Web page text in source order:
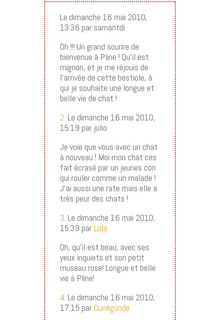
Le dimanche 16 mai 2010,
13:36 par samantdi
Oh !!! Un grand sourire de
bienvenue à Pline ! Qu’il est
mignon, et je me réjouis de
l’arrivée de cette bestiole, à
qui je souhaite une longue et
belle vie de chat !
2. Le dimanche 16 mai 2010,
15:19 par julio
Je voie que vous avec un chat
à nouveau ! Moi mon chat ces
fait écrasé par un jeunes con
qui rouler comme un malade !
J’ai aussi une rate mais elle a
très peur des chats !
3. Le dimanche 16 mai 2010,
15:39 parLola
Oh, qu’il est beau, avec ses
yeux inquiets et son petit
museau rose! Longue et belle
vie à Pline!
4. Le dimanche 16 mai 2010,
17:15 parCunégonde